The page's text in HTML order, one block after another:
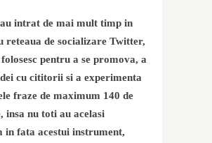
intrat de mai mult timp in
reteaua de socializare Twitter,
pentru a se promova, a
cu cititorii si a experimenta
fraze de maximum 140 de
insa nu toti au acelasi
in fata acestui instrument,